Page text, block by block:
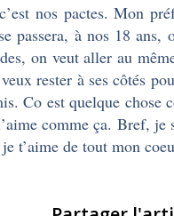
nos pactes. Mon
passera, à nos 18
on veut aller au
rester à ses côtés
Co est quelque chose
comme ça. Bref,
t’aime de tout mon